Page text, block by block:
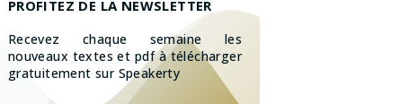
PROFITEZ DE LA NEWSLETTER
Recevez chaque semaine les
nouveaux textes et pdf à télécharger
gratuitement sur Speakerty